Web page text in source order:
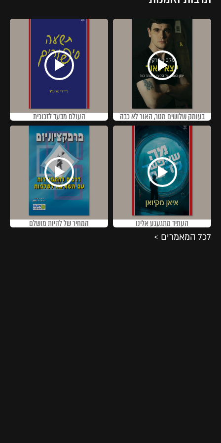
בעומק שלושים מטר, האור לא כבה העולם מבעד לזכוכית
העתיד מתגעגע אלינו
המחיר של להיות מושלם
לכל המאמרים >